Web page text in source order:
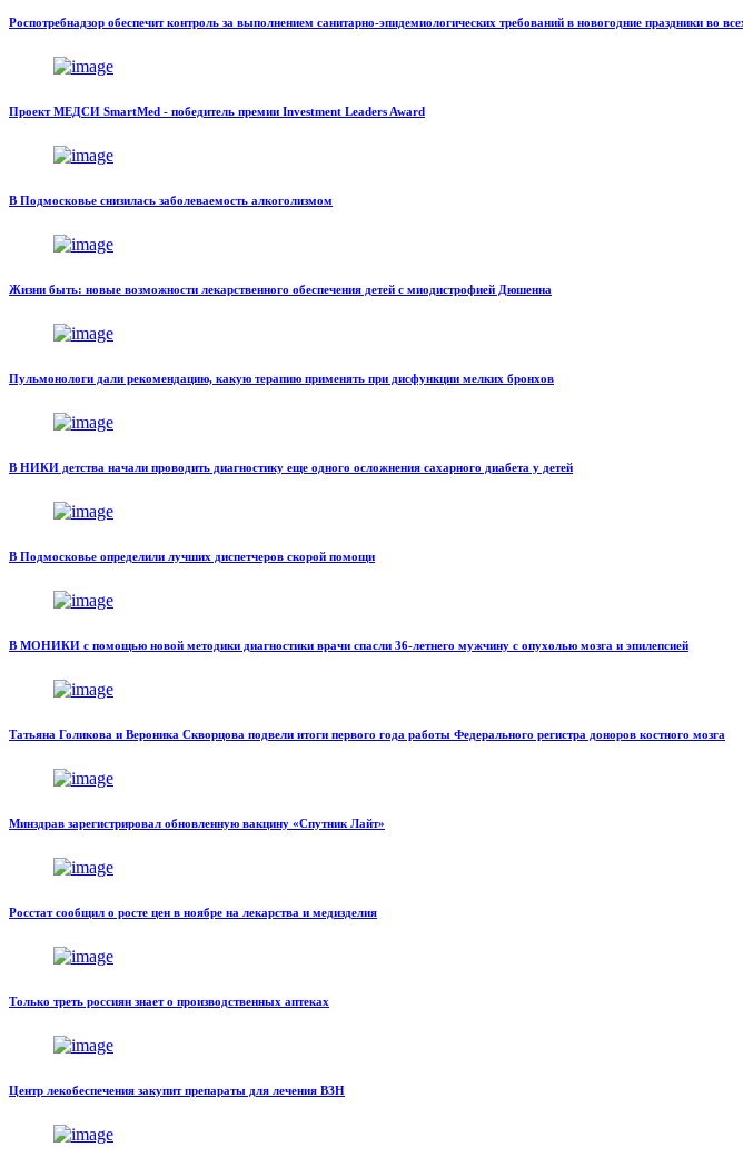
Роспотребнадзор обеспечит контроль за выполнением санитарно-эпидемиологических требований в новогодние праздники во
Проект МЕДСИ SmartMed - победитель премии Investment Leaders Award
В Подмосковье снизилась заболеваемость алкоголизмом
Жизни быть: новые возможности лекарственного обеспечения детей с миодистрофией Дюшенна
Пульмонологи дали рекомендацию, какую терапию применять при дисфункции мелких бронхов
В НИКИ детства начали проводить диагностику еще одного осложнения сахарного диабета у детей
В Подмосковье определили лучших диспетчеров скорой помощи
В МОНИКИ с помощью новой методики диагностики врачи спасли 36-летнего мужчину с опухолью мозга и эпилепсией
Татьяна Голикова и Вероника Скворцова подвели итоги первого года работы Федерального регистра доноров костного мозга
Минздрав зарегистрировал обновленную вакцину «Спутник Лайт»
Росстат сообщил о росте цен в ноябре на лекарства и медизделия
Только треть россиян знает о производственных аптеках
Центр лекобеспечения закупит препараты для лечения ВЗН